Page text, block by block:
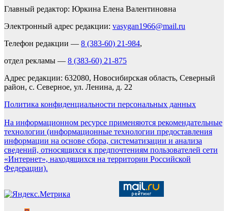
Главный редактор: Юркина Елена Валентиновна
Электронный адрес редакции: vasygan1966@mail.ru
Телефон редакции — 8 (383-60) 21-984,
отдел рекламы — 8 (383-60) 21-875
Адрес редакции: 632080, Новосибирская область, Северный
район, с. Северное, ул. Ленина, д. 22
Политика конфиденциальности персональных данных
На информационном ресурсе применяются рекомендательные
технологии (информационные технологии предоставления
информации на основе сбора, систематизации и анализа
сведений, относящихся к предпочтениям пользователей сети
«Интернет», находящихся на территории Российской
Федерации).